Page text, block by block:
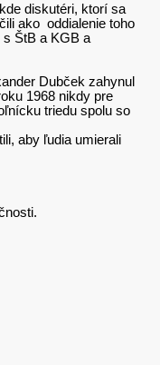
diskutéri, ktorí sa
ako oddialenie toho
s ŠtB a KGB a
Dubček zahynul
1968 nikdy pre
triedu spolu so
aby ľudia umierali